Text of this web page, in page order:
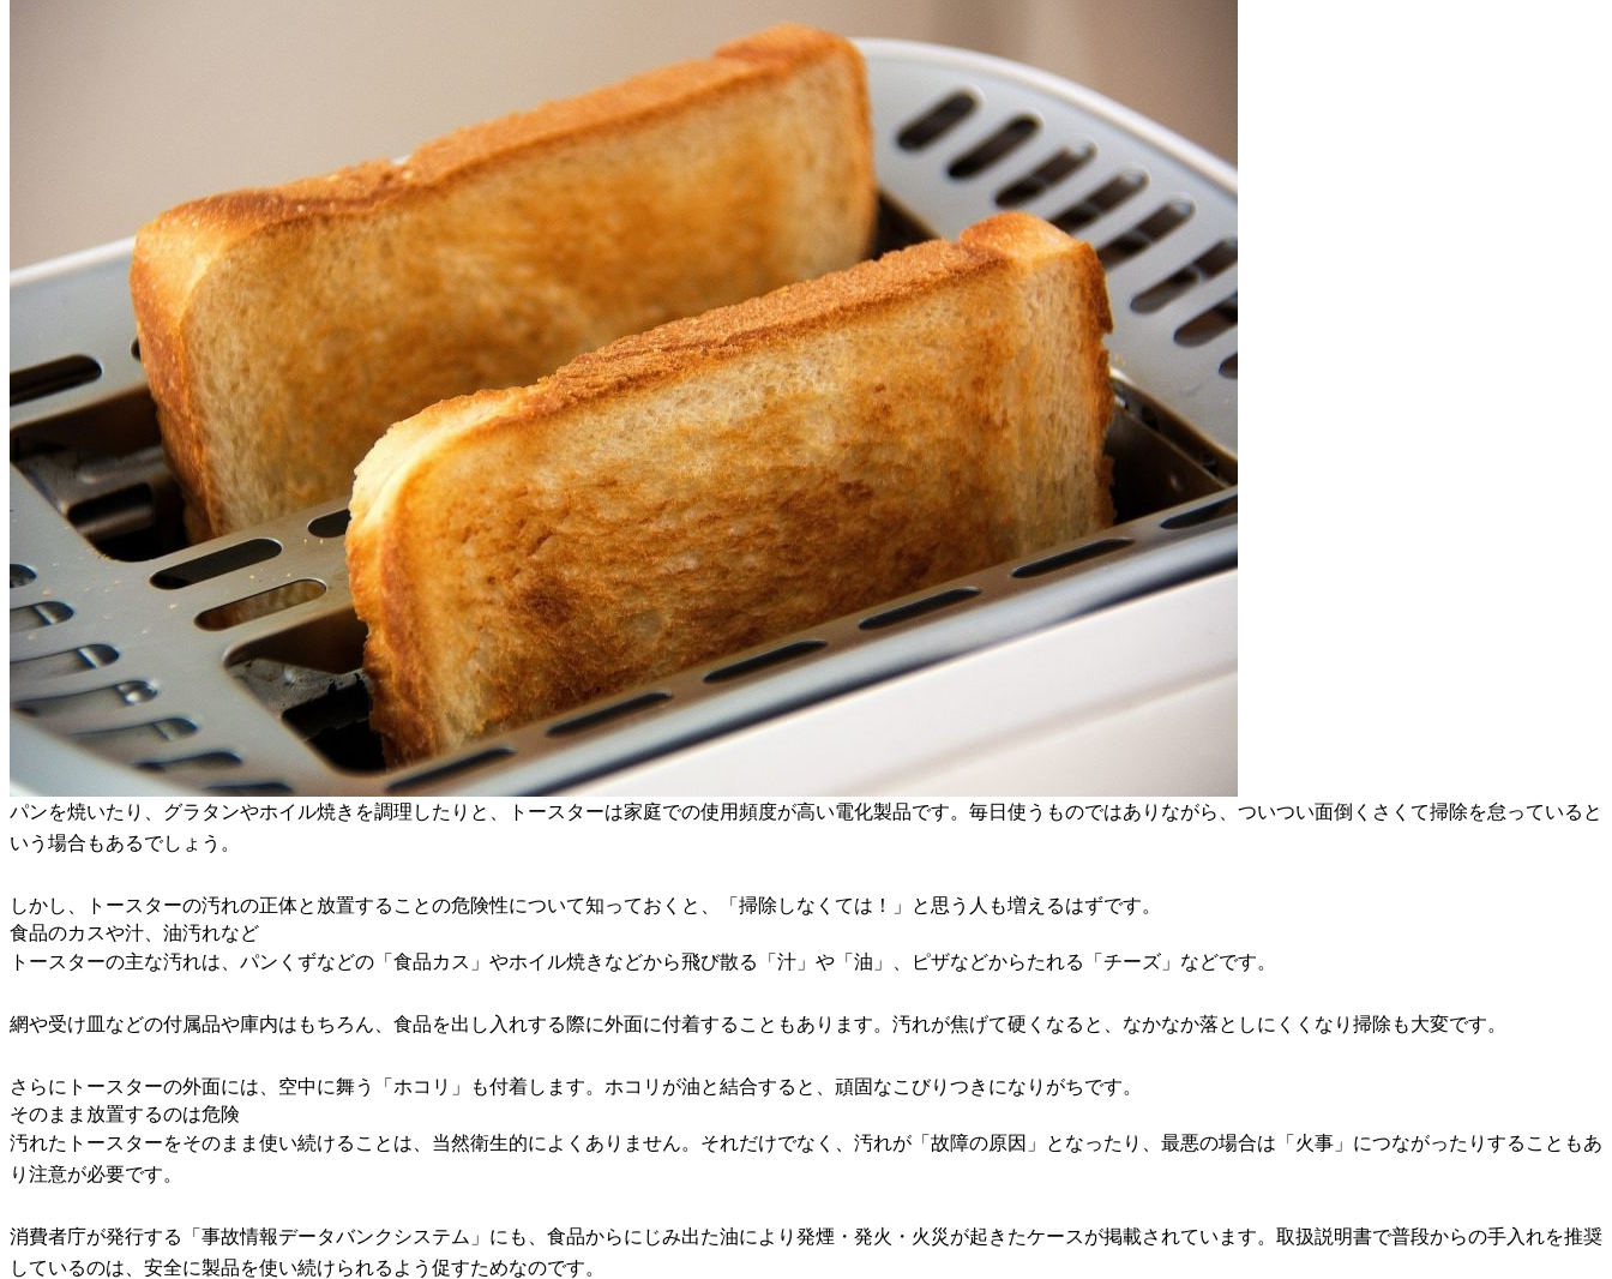
パンを焼いたり、グラタンやホイル焼きを調理したりと、トースターは家庭での使用頻度が高い電化製品です。毎日使うものではありながら、ついつい面倒くさくて掃除を怠っていると
いう場合もあるでしょう。
しかし、トースターの汚れの正体と放置することの危険性について知っておくと、「掃除しなくては！」と思う人も増えるはずです。
食品のカスや汁、油汚れなど
トースターの主な汚れは、パンくずなどの「食品カス」やホイル焼きなどから飛び散る「汁」や「油」、ピザなどからたれる「チーズ」などです。
網や受け皿などの付属品や庫内はもちろん、食品を出し入れする際に外面に付着することもあります。汚れが焦げて硬くなると、なかなか落としにくくなり掃除も大変です。
さらにトースターの外面には、空中に舞う「ホコリ」も付着します。ホコリが油と結合すると、頑固なこびりつきになりがちです。
そのまま放置するのは危険
汚れたトースターをそのまま使い続けることは、当然衛生的によくありません。それだけでなく、汚れが「故障の原因」となったり、最悪の場合は「火事」につながったりすることもあ
り注意が必要です。
消費者庁が発行する「事故情報データバンクシステム」にも、食品からにじみ出た油により発煙・発火・火災が起きたケースが掲載されています。取扱説明書で普段からの手入れを推奨
しているのは、安全に製品を使い続けられるよう促すためなのです。